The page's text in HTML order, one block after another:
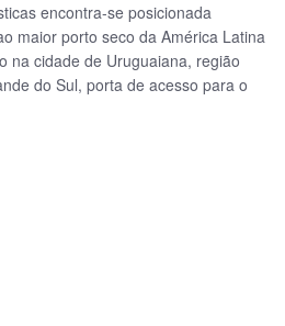
encontra-se posicionada
maior porto seco da América Latina
na cidade de Uruguaiana, região
do Sul, porta de acesso para o